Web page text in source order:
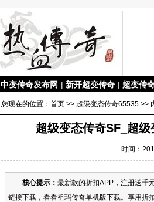
中变传奇发布网 | 新开超变传奇 | 超变传
您现在的位置： 首页 >> 超级变态传奇65535 >>
超级变态传奇SF_超
时间：
核心提示： 最新款的折扣APP，注册送千
链接下载，看看祖玛传奇单机版下载。享用折